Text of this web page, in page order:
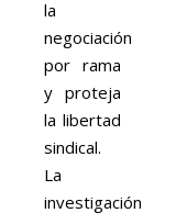
la
negociación
por rama
y proteja
la libertad
sindical.
La
investigación